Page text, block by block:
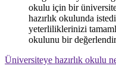
okulu için bir
hazırlık okulunda
yeterliliklerinizi
okulunu bir
Üniversiteye hazırlık okulu